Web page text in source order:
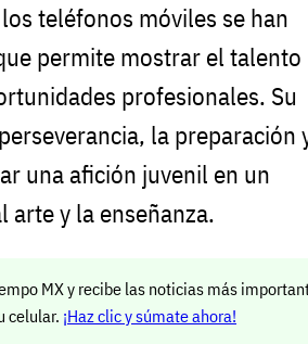
teléfonos móviles se han
permite mostrar el talento
profesionales. Su
la preparación
una afición juvenil en un
arte y la enseñanza.
MX y recibe las noticias más
celular. ¡Haz clic y súmate ahora!